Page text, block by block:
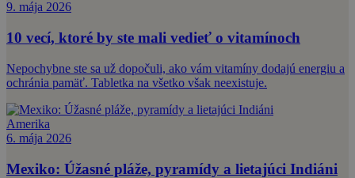
9. mája 2026
10 vecí, ktoré by ste mali vedieť o vitamínoch
Nepochybne ste sa už dopočuli, ako vám vitamíny dodajú energiu a
ochránia pamäť. Tabletka na všetko však neexistuje.
Amerika
6. mája 2026
Mexiko: Úžasné pláže, pyramídy a lietajúci Indiáni